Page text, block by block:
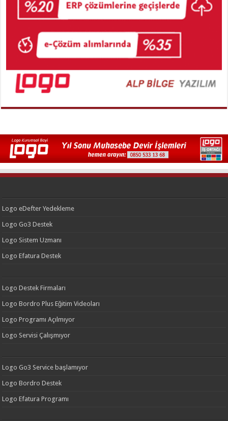
Logo eDefter Yedekleme
Logo Go3 Destek
Logo Sistem Uzmanı
Logo Efatura Destek
Logo Destek Firmaları
Logo Bordro Plus Eğitim Videoları
Logo Programı Açılmıyor
Logo Servisi Çalışmıyor
Logo Go3 Service başlamıyor
Logo Bordro Destek
Logo Efatura Programı